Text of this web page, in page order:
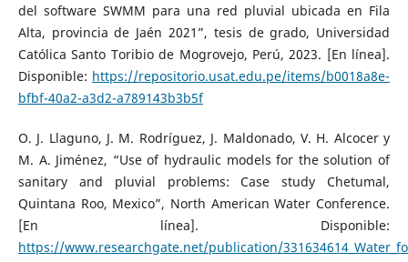
del software SWMM para una red pluvial ubicada en Fila
Alta, provincia de Jaén 2021”, tesis de grado, Universidad
Católica Santo Toribio de Mogrovejo, Perú, 2023. [En línea].
Disponible: https://repositorio.usat.edu.pe/items/b0018a8e-
bfbf-40a2-a3d2-a789143b3b5f
O. J. Llaguno, J. M. Rodríguez, J. Maldonado, V. H. Alcocer y
M. A. Jiménez, “Use of hydraulic models for the solution of
sanitary and pluvial problems: Case study Chetumal,
Quintana Roo, Mexico”, North American Water Conference.
[En línea]. Disponible:
https://www.researchgate.net/publication/